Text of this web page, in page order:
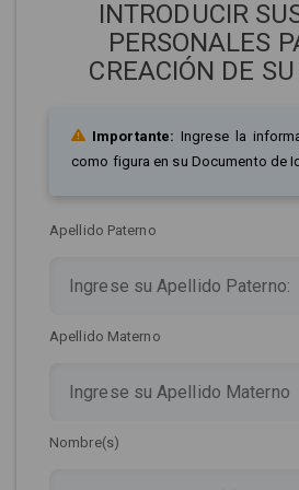
INTRODUCIR
PERSONALES
CREACIÓN DE
Importante: Ingrese la
como figura en su Documento de
Apellido Paterno
Apellido Materno
Nombre(s)